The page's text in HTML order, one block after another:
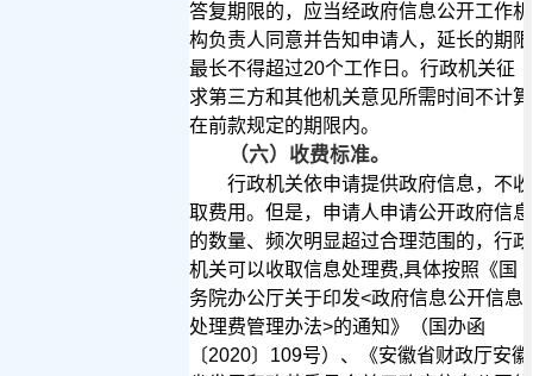
答复期限的，应当经政府信息公开工作机
构负责人同意并告知申请人，延长的期限
最长不得超过20个工作日。行政机关征
求第三方和其他机关意见所需时间不计算
在前款规定的期限内。
（六）收费标准。
行政机关依申请提供政府信息，不收
取费用。但是，申请人申请公开政府信息
的数量、频次明显超过合理范围的，行政
机关可以收取信息处理费,具体按照《国
务院办公厅关于印发<政府信息公开信息
处理费管理办法>的通知》（国办函
〔2020〕 109号）、《安徽省财政厅安徽